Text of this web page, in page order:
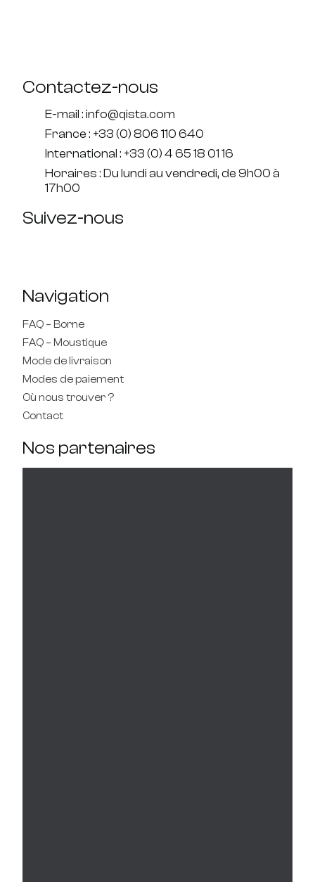
Contactez-nous
E-mail : info@qista.com
France : +33 (0) 806 110 640
International : +33 (0) 4 65 18 01 16
Horaires : Du lundi au vendredi, de 9h00 à
17h00
Suivez-nous
Navigation
FAQ – Borne
FAQ – Moustique
Mode de livraison
Modes de paiement
Où nous trouver ?
Contact
Nos partenaires